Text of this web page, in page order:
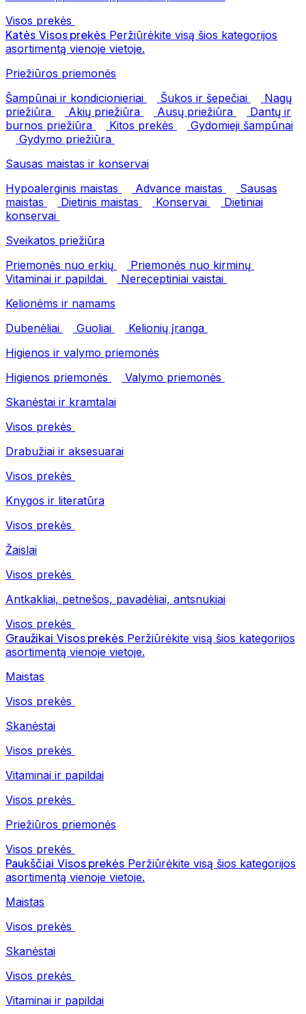
Visos prekės
Katės Visos prekės Peržiūrėkite visą šios kategorijos
asortimentą vienoje vietoje.
Priežiūros priemonės
Šampūnai ir kondicionieriai
Šukos ir šepečiai
Nagų
priežiūra
Akių priežiūra Ausų priežiūra
Dantų ir
burnos priežiūra
Kitos prekės
Gydomieji šampūnai
Gydymo priežiūra
Sausas maistas ir konservai
Hypoalerginis maistas
Advance maistas
Sausas
maistas
Dietinis maistas Konservai
Dietiniai
konservai
Sveikatos priežiūra
Priemonės nuo erkių
Priemonės nuo kirminų
Vitaminai ir papildai
Nereceptiniai vaistai
Kelionėms ir namams
Dubenėliai
Guoliai
Kelionių įranga
Higienos ir valymo priemonės
Higienos priemonės
Valymo priemonės
Skanėstai ir kramtalai
Visos prekės
Drabužiai ir aksesuarai
Visos prekės
Knygos ir literatūra
Visos prekės
Žaislai
Visos prekės
Antkakliai, petnešos, pavadėliai, antsnukiai
Visos prekės
Graužikai Visos prekės Peržiūrėkite visą šios kategorijos
asortimentą vienoje vietoje.
Maistas
Visos prekės
Skanėstai
Visos prekės
Vitaminai ir papildai
Visos prekės
Priežiūros priemonės
Visos prekės
Paukščiai Visos prekės Peržiūrėkite visą šios kategorijos
asortimentą vienoje vietoje.
Maistas
Visos prekės
Skanėstai
Visos prekės
Vitaminai ir papildai